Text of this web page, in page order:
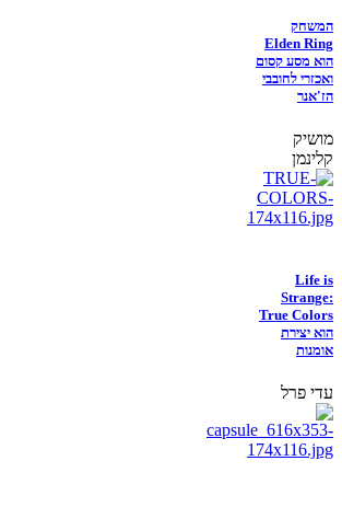
המשחק
Elden Ring
הוא מסע קסום
ואכזרי לחובבי
הז'אנר
מושיק
קלינמן
Life is
Strange:
True Colors
הוא יצירת
אומנות
עדי פרל